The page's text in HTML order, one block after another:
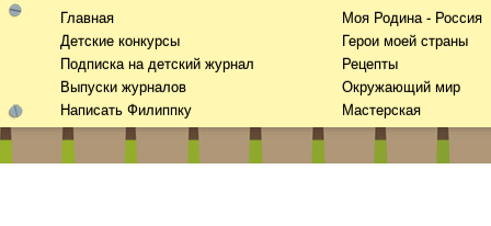
Главная
Детские конкурсы
Подписка на детский журнал
Выпуски журналов
Написать Филиппку
Моя Родина - Россия
Герои моей страны
Рецепты
Окружающий мир
Мастерская